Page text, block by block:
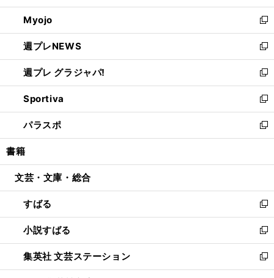
開
く
ウ
で
開
く
ン
ド
ウ
で
開
く
ウ
ィ
ン
ド
ウ
で
開
く
Myojo
新
し
い
ウ
ィ
ン
ド
ウ
で
開
週プレNEWS
新
し
い
ウ
ィ
ン
ド
ウ
開
週プレ グラジャパ!
新
し
い
ウ
ィ
ン
ウ
開
く
Sportiva
新
し
い
ウ
ン
ウ
で
開
く
パラスポ
新
し
ウ
ン
ド
ウ
で
開
く
書籍
文芸・文庫・総合
すばる
新
し
い
ウ
ィ
ン
小説すばる
新
し
い
ウ
集英社 文芸ステーション
新
し